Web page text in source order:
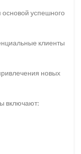
успешного
клиенты
новых
включают: